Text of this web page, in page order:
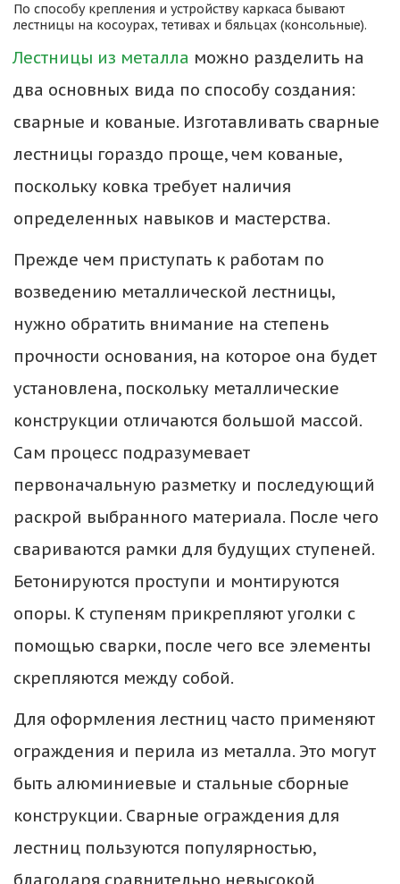
По способу крепления и устройству каркаса бывают
лестницы на косоурах, тетивах и бяльцах (консольные).
Лестницы из металла можно разделить на
два основных вида по способу создания:
сварные и кованые. Изготавливать сварные
лестницы гораздо проще, чем кованые,
поскольку ковка требует наличия
определенных навыков и мастерства.
Прежде чем приступать к работам по
возведению металлической лестницы,
нужно обратить внимание на степень
прочности основания, на которое она будет
установлена, поскольку металлические
конструкции отличаются большой массой.
Сам процесс подразумевает
первоначальную разметку и последующий
раскрой выбранного материала. После чего
свариваются рамки для будущих ступеней.
Бетонируются проступи и монтируются
опоры. К ступеням прикрепляют уголки с
помощью сварки, после чего все элементы
скрепляются между собой.
Для оформления лестниц часто применяют
ограждения и перила из металла. Это могут
быть алюминиевые и стальные сборные
конструкции. Сварные ограждения для
лестниц пользуются популярностью,